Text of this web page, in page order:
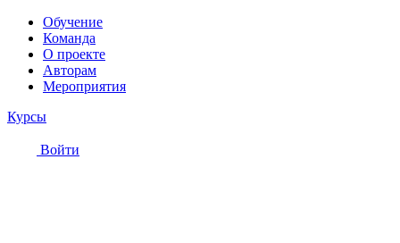
Обучение
Команда
О проекте
Авторам
Мероприятия
Курсы
Войти